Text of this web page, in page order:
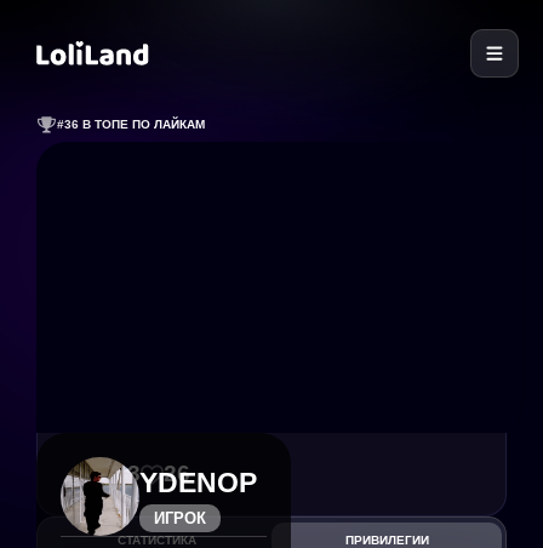
#36 В ТОПЕ ПО ЛАЙКАМ
ИГРОК
YDENOP
103 26
СТАТИСТИКА ПРИВИЛЕГИИ